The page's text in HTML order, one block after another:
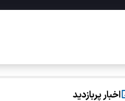
اخبار پربازدید